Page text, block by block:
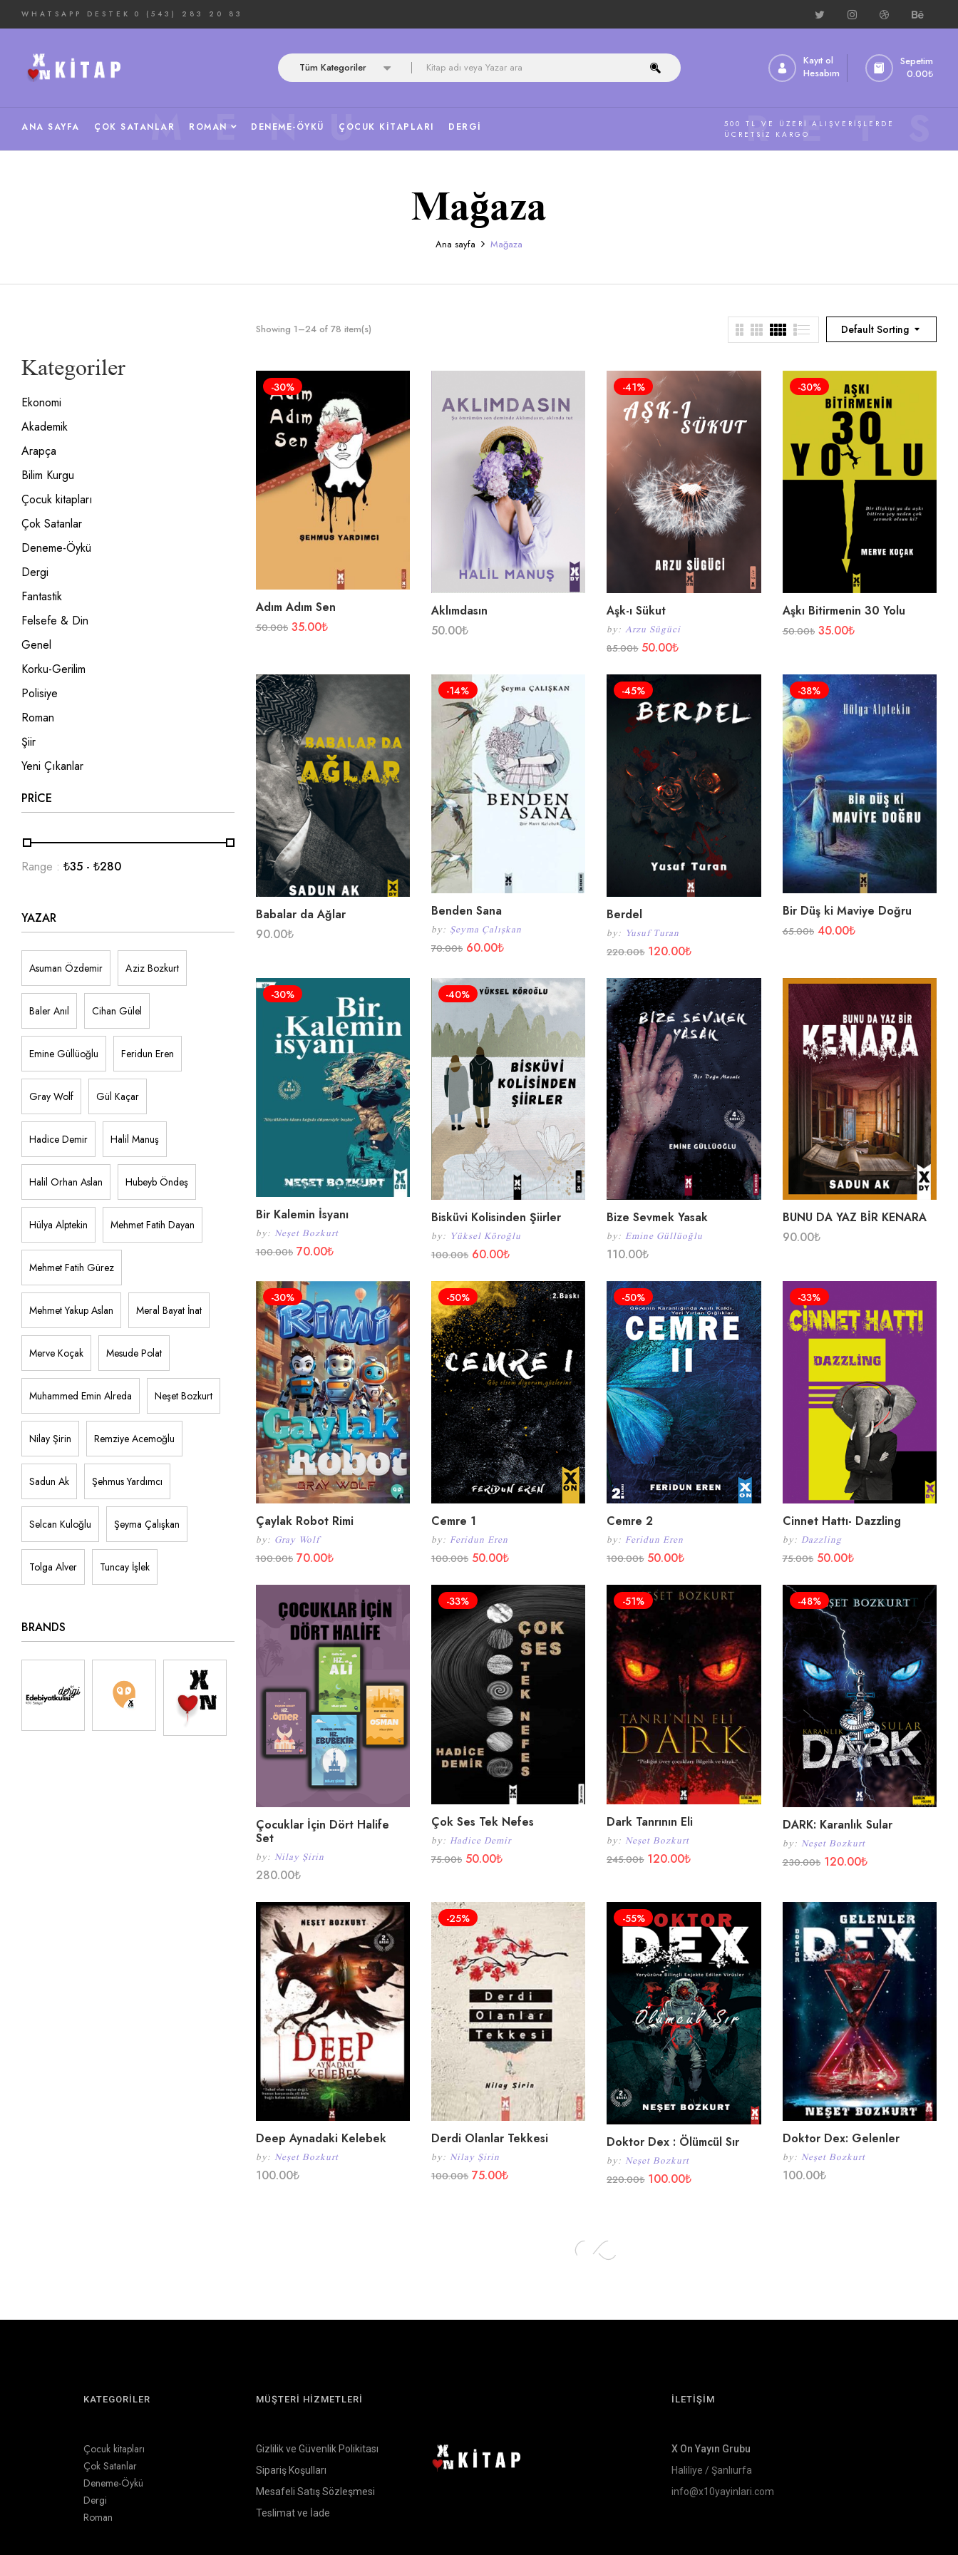
WHATSAPP DESTEK 0 (543) 283 20 83
Tüm Kategoriler
Kayıt ol
Hesabım
Sepetim
0.00₺
ANA SAYFA ÇOK SATANLAR ROMAN DENEME-ÖYKÜ ÇOCUK KITAPLARI DERGI
MENU
500 TL VE ÜZERI ALIŞVERIŞLERDE
ÜCRETSIZ KARGO
Mağaza
Ana sayfa Mağaza
Kategoriler
Ekonomi
Akademik
Arapça
Bilim Kurgu
Çocuk kitapları
Çok Satanlar
Deneme-Öykü
Dergi
Fantastik
Felsefe & Din
Genel
Korku-Gerilim
Polisiye
Roman
Şiir
Yeni Çıkanlar
PRICE
Range : ₺35 - ₺280
YAZAR
Asuman Özdemir Aziz Bozkurt
Baler Anıl Cihan Gülel
Emine Güllüoğlu Feridun Eren
Gray Wolf Gül Kaçar
Hadice Demir Halil Manuş
Halil Orhan Aslan Hubeyb Öndeş
Hülya Alptekin Mehmet Fatih Dayan
Mehmet Fatih Gürez
Mehmet Yakup Aslan Meral Bayat İnat
Merve Koçak Mesude Polat
Muhammed Emin Alreda Neşet Bozkurt
Nilay Şirin Remziye Acemoğlu
Sadun Ak Şehmus Yardımcı
Selcan Kuloğlu Şeyma Çalışkan
Tolga Alver Tuncay İşlek
BRANDS
Default Sorting
Showing 1–24 of 78 item(s)
-30%
Adım Adım Sen
50.00₺ 35.00₺
Aklımdasın
50.00₺
-41%
Aşk-ı Sükut
by: Arzu Sügüci
85.00₺ 50.00₺
-30%
Aşkı Bitirmenin 30 Yolu
50.00₺ 35.00₺
Babalar da Ağlar
90.00₺
-14%
Benden Sana
by: Şeyma Çalışkan
70.00₺ 60.00₺
-45%
Berdel
by: Yusuf Turan
220.00₺ 120.00₺
-38%
Bir Düş ki Maviye Doğru
65.00₺ 40.00₺
-30%
Bir Kalemin İsyanı
by: Neşet Bozkurt
100.00₺ 70.00₺
-40%
Bisküvi Kolisinden Şiirler
by: Yüksel Köroğlu
100.00₺ 60.00₺
Bize Sevmek Yasak
by: Emine Güllüoğlu
110.00₺
BUNU DA YAZ BİR KENARA
90.00₺
-30%
Çaylak Robot Rimi
by: Gray Wolf
100.00₺ 70.00₺
-50%
Cemre 1
by: Feridun Eren
100.00₺ 50.00₺
-50%
Cemre 2
by: Feridun Eren
100.00₺ 50.00₺
-33%
Cinnet Hattı- Dazzling
by: Dazzling
75.00₺ 50.00₺
Çocuklar İçin Dört Halife
Set
by: Nilay Şirin
280.00₺
-33%
Çok Ses Tek Nefes
by: Hadice Demir
75.00₺ 50.00₺
-51%
Dark Tanrının Eli
by: Neşet Bozkurt
245.00₺ 120.00₺
-48%
DARK: Karanlık Sular
by: Neşet Bozkurt
230.00₺ 120.00₺
Deep Aynadaki Kelebek
by: Neşet Bozkurt
100.00₺
-25%
Derdi Olanlar Tekkesi
by: Nilay Şirin
100.00₺ 75.00₺
-55%
Doktor Dex : Ölümcül Sır
by: Neşet Bozkurt
220.00₺ 100.00₺
Doktor Dex: Gelenler
by: Neşet Bozkurt
100.00₺
KATEGORİLER
Çocuk kitapları
Çok Satanlar
Deneme-Öykü
Dergi
Roman
MÜŞTERİ HİZMETLERİ
Gizlilik ve Güvenlik Polikitası
Sipariş Koşulları
Mesafeli Satış Sözleşmesi
Teslimat ve İade
İLETİŞİM
X On Yayın Grubu
Haliliye / Şanlıurfa
info@x10yayinlari.com